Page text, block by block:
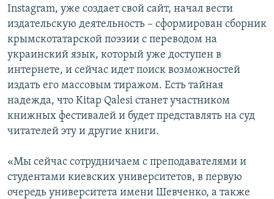
Instagram, уже создает свой сайт, начал вести
издательскую деятельность – сформирован сборник
крымскотатарской поэзии с переводом на
украинский язык, который уже доступен в
интернете, и сейчас идет поиск возможностей
издать его массовым тиражом. Есть тайная
надежда, что Kitap Qalesi станет участником
книжных фестивалей и будет представлять на суд
читателей эту и другие книги.
«Мы сейчас сотрудничаем с преподавателями и
студентами киевских университетов, в первую
очередь университета имени Шевченко, а также